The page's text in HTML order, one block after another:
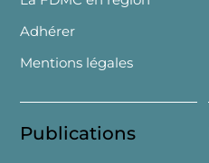
Adhérer
Mentions légales
Publications